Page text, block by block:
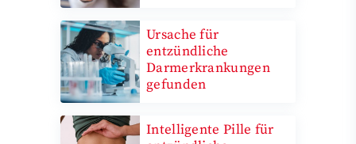
Ursache für
entzündliche
Darmerkrankungen
gefunden
Intelligente Pille für